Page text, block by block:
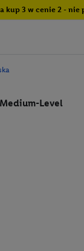
kup 3 w cenie 2 - nie
Level